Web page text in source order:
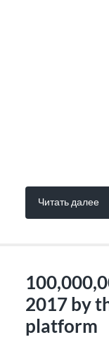
Читать далее
2017 by
platform